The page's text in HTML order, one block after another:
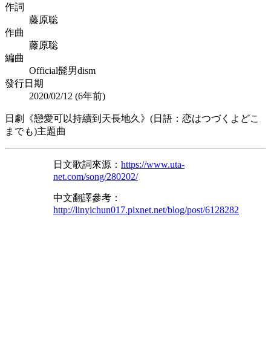
作詞
藤原聡
作曲
藤原聡
編曲
Official髭男dism
發行日期
2020/02/12 (6年前)
日劇《戀愛可以持續到天長地久》(日語：恋はつづくよどこ
までも)主題曲
日文歌詞來源： https://www.uta-
net.com/song/280202/
中文翻譯參考：
http://linyichun017.pixnet.net/blog/post/6128282